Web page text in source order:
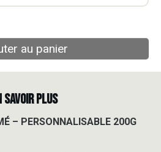
au panier
SAVOIR PLUS
– PERSONNALISABLE 200G